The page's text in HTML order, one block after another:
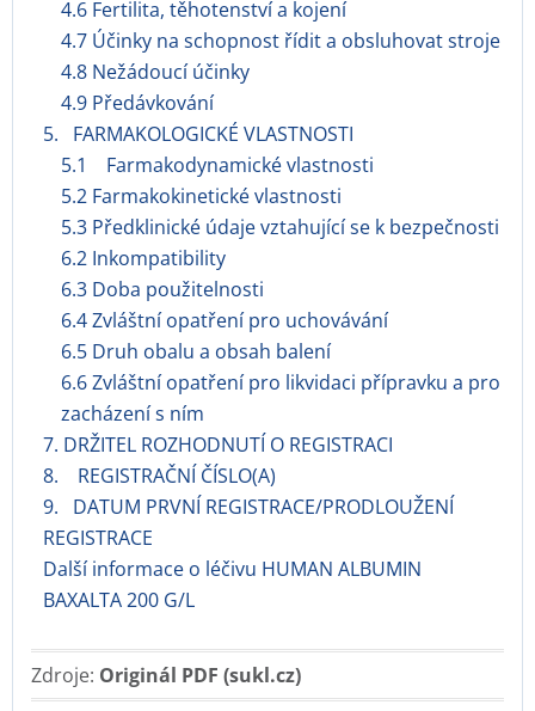
4.6 Fertilita, těhotenství a kojení
4.7 Účinky na schopnost řídit a obsluhovat stroje
4.8 Nežádoucí účinky
4.9 Předávkování
5. FARMAKOLOGICKÉ VLASTNOSTI
5.1 Farmakodynamické vlastnosti
5.2 Farmakokinetické vlastnosti
5.3 Předklinické údaje vztahující se k bezpečnosti
6.2 Inkompatibility
6.3 Doba použitelnosti
6.4 Zvláštní opatření pro uchovávání
6.5 Druh obalu a obsah balení
6.6 Zvláštní opatření pro likvidaci přípravku a pro
zacházení s ním
7. DRŽITEL ROZHODNUTÍ O REGISTRACI
8. REGISTRAČNÍ ČÍSLO(A)
9. DATUM PRVNÍ REGISTRACE/PRODLOUŽENÍ
REGISTRACE
Další informace o léčivu HUMAN ALBUMIN
BAXALTA 200 G/L
Zdroje: Originál PDF (sukl.cz)